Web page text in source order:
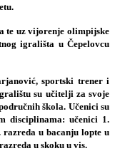
te uz vijorenje olimpijske
igrališta u Čepelovcu
sportski trener i
su učitelji za svoje
škola. Učenici su
disciplinama: učenici 1.
u bacanju lopte u
u skoku u vis.